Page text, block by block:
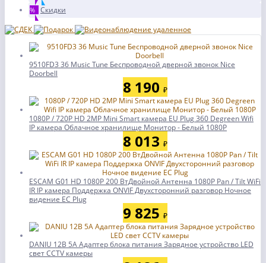
% Скидки
9510FD3 36 Music Tune Беспроводной дверной звонок Nice
Doorbell
8 190 ₽
1080P / 720P HD 2MP Mini Smart камера EU Plug 360 Degreen Wifi
IP камера Облачное хранилище Монитор - Белый 1080P
8 013 ₽
ESCAM G01 HD 1080P 200 ВтДвойной Антенна 1080P Pan / Tilt WiFi
IR IP камера Поддержка ONVIF Двухсторонний разговор Ночное
видение ЕС Plug
9 825 ₽
DANIU 12В 5А Адаптер блока питания Зарядное устройство LED
свет CCTV камеры